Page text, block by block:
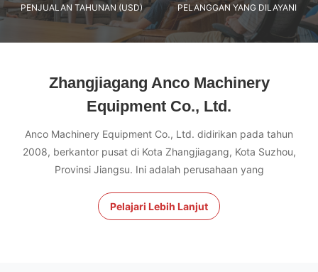
PENJUALAN TAHUNAN (USD) PELANGGAN YANG DILAYANI
Zhangjiagang Anco Machinery
Equipment Co., Ltd.
Anco Machinery Equipment Co., Ltd. didirikan pada tahun
2008, berkantor pusat di Kota Zhangjiagang, Kota Suzhou,
Provinsi Jiangsu. Ini adalah perusahaan yang
Pelajari Lebih Lanjut